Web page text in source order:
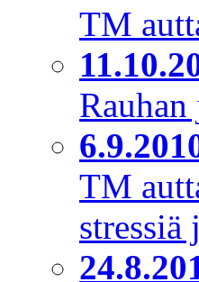
TM
Rauhan
TM
stressiä